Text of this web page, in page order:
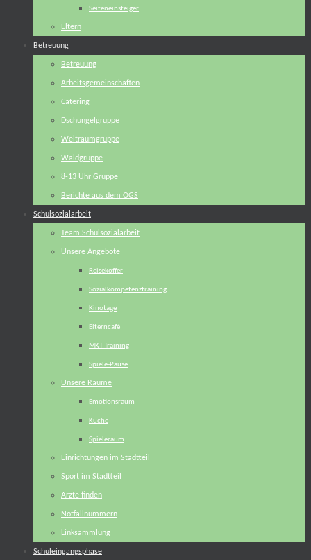
Seiteneinsteiger
Eltern
Betreuung
Betreuung
Arbeitsgemeinschaften
Catering
Dschungelgruppe
Weltraumgruppe
Waldgruppe
8-13 Uhr Gruppe
Berichte aus dem OGS
Schulsozialarbeit
Team Schulsozialarbeit
Unsere Angebote
Reisekoffer
Sozialkompetenztraining
Kinotage
Elterncafé
MKT-Training
Spiele-Pause
Unsere Räume
Emotionsraum
Küche
Spieleraum
Einrichtungen im Stadtteil
Sport im Stadtteil
Ärzte finden
Notfallnummern
Linksammlung
Schuleingangsphase